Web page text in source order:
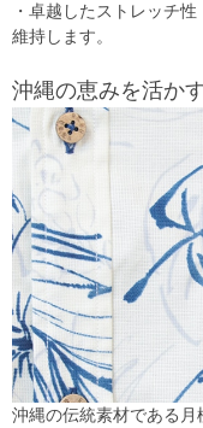
・卓越したストレッチ
維持します。
沖縄の恵みを活か
沖縄の伝統素材である